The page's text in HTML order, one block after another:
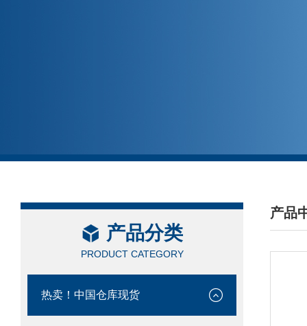
产品分类
PRODUCT CATEGORY
热卖！中国仓库现货
产品
/